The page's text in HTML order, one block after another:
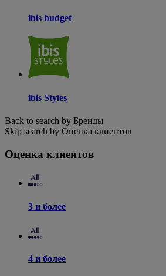
ibis budget
ibis Styles
Back to search by Бренды
Skip search by Оценка клиентов
Оценка клиентов
3 и более
4 и более